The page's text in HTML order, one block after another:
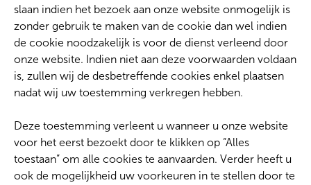
slaan indien het bezoek aan onze website onmogelijk is
zonder gebruik te maken van de cookie dan wel indien
de cookie noodzakelijk is voor de dienst verleend door
onze website. Indien niet aan deze voorwaarden voldaan
is, zullen wij de desbetreffende cookies enkel plaatsen
nadat wij uw toestemming verkregen hebben.
Deze toestemming verleent u wanneer u onze website
voor het eerst bezoekt door te klikken op “Alles
toestaan” om alle cookies te aanvaarden. Verder heeft u
ook de mogelijkheid uw voorkeuren in te stellen door te